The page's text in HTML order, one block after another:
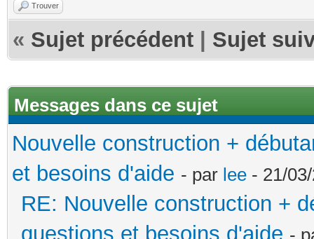
Trouver
« Sujet précédent Sujet
Messages dans ce sujet
Nouvelle construction +
et besoins d'aide - par lee - 21/
RE: Nouvelle construction +
questions et besoins d'aide -